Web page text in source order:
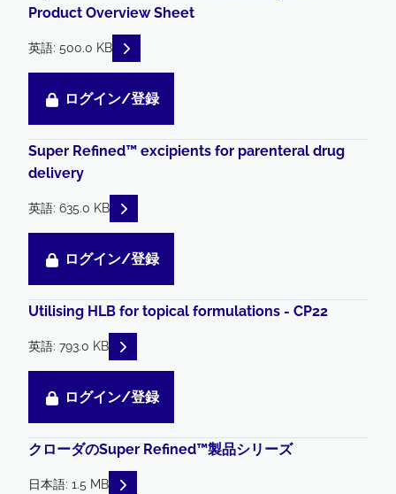
Product Overview Sheet
英語: 500.0 KB READ DESCRIPTIONS
ログイン/登録
Super Refined™ excipients for parenteral drug
delivery
英語: 635.0 KB READ DESCRIPTIONS
ログイン/登録
Utilising HLB for topical formulations - CP22
英語: 793.0 KB READ DESCRIPTIONS
ログイン/登録
クローダのSuper Refined™製品シリーズ
日本語: 1.5 MB READ DESCRIPTIONS